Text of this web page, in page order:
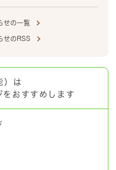
せの一覧
せのRSS
）は
をおすすめします